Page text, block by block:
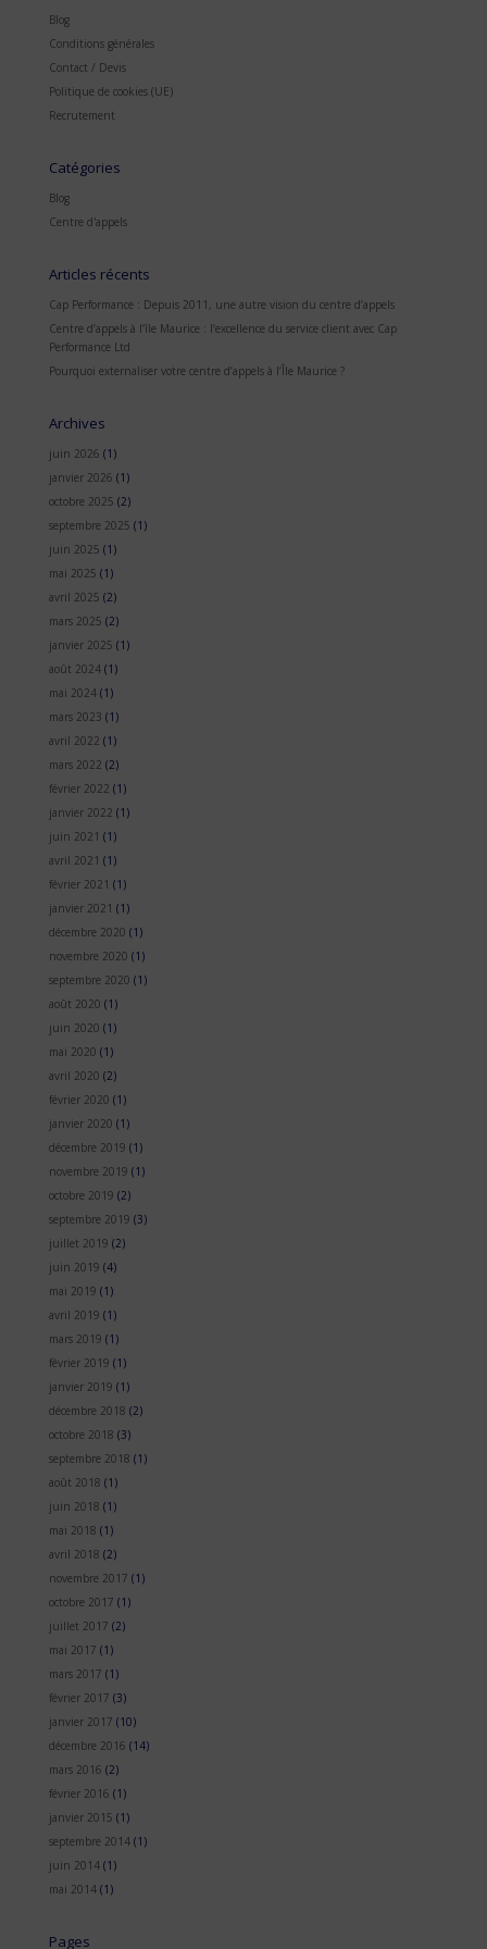
Blog
Conditions générales
Contact / Devis
Politique de cookies (UE)
Recrutement
Catégories
Blog
Centre d'appels
Articles récents
Cap Performance : Depuis 2011, une autre vision du centre d’appels
Centre d’appels à l’île Maurice : l’excellence du service client avec Cap
Performance Ltd
Pourquoi externaliser votre centre d’appels à l’Île Maurice ?
Archives
juin 2026 (1)
janvier 2026 (1)
octobre 2025 (2)
septembre 2025 (1)
juin 2025 (1)
mai 2025 (1)
avril 2025 (2)
mars 2025 (2)
janvier 2025 (1)
août 2024(1)
mai 2024(1)
mars 2023 (1)
avril 2022 (1)
mars 2022 (2)
février 2022 (1)
janvier 2022 (1)
juin 2021 (1)
avril 2021 (1)
février 2021 (1)
janvier 2021 (1)
décembre 2020 (1)
novembre 2020 (1)
septembre 2020 (1)
août 2020 (1)
juin 2020 (1)
mai 2020 (1)
avril 2020 (2)
février 2020 (1)
janvier 2020 (1)
décembre 2019 (1)
novembre 2019 (1)
octobre 2019 (2)
septembre 2019 (3)
juillet 2019 (2)
juin 2019 (4)
mai 2019 (1)
avril 2019 (1)
mars 2019 (1)
février 2019 (1)
janvier 2019 (1)
décembre 2018 (2)
octobre 2018 (3)
septembre 2018 (1)
août 2018 (1)
juin 2018 (1)
mai 2018 (1)
avril 2018 (2)
novembre 2017 (1)
octobre 2017 (1)
juillet 2017 (2)
mai 2017 (1)
mars 2017 (1)
février 2017 (3)
janvier 2017 (10)
décembre 2016 (14)
mars 2016 (2)
février 2016 (1)
janvier 2015 (1)
septembre 2014(1)
juin 2014(1)
mai 2014(1)
Pages